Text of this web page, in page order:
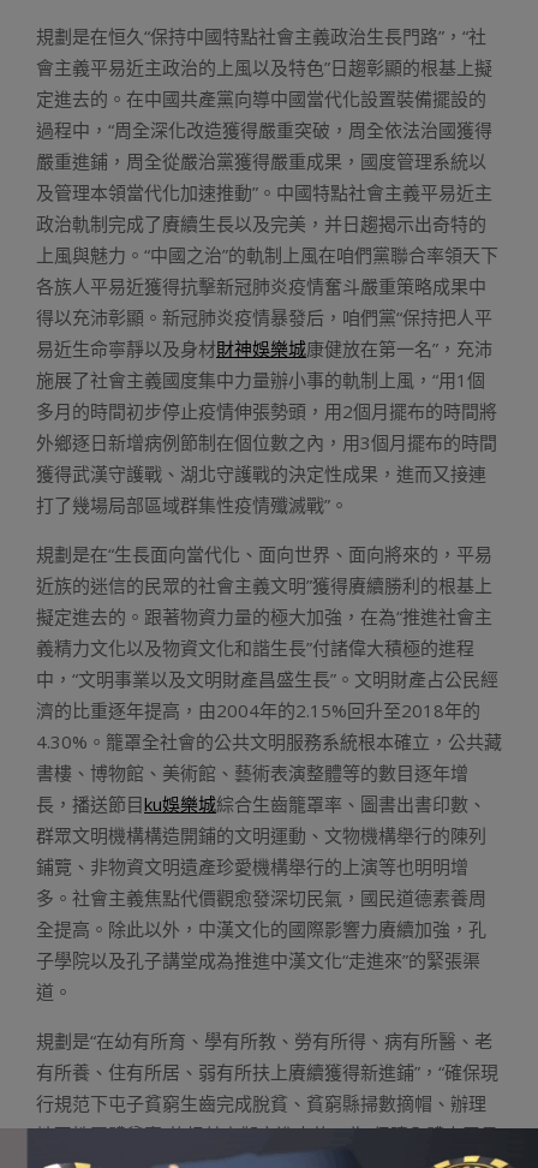
規劃是在恒久“保持中國特點社會主義政治生長門路”，“社
會主義平易近主政治的上風以及特色”日趨彰顯的根基上擬
定進去的。在中國共產黨向導中國當代化設置裝備擺設的
過程中，“周全深化改造獲得嚴重突破，周全依法治國獲得
嚴重進鋪，周全從嚴治黨獲得嚴重成果，國度管理系統以
及管理本領當代化加速推動”。中國特點社會主義平易近主
政治軌制完成了賡續生長以及完美，并日趨揭示出奇特的
上風與魅力。“中國之治”的軌制上風在咱們黨聯合率領天下
各族人平易近獲得抗擊新冠肺炎疫情奮斗嚴重策略成果中
得以充沛彰顯。新冠肺炎疫情暴發后，咱們黨“保持把人平
易近生命寧靜以及身材財神娛樂城康健放在第一名”，充沛
施展了社會主義國度集中力量辦小事的軌制上風，“用1個
多月的時間初步停止疫情伸張勢頭，用2個月擺布的時間將
外鄉逐日新增病例節制在個位數之內，用3個月擺布的時間
獲得武漢守護戰、湖北守護戰的決定性成果，進而又接連
打了幾場局部區域群集性疫情殲滅戰”。
規劃是在“生長面向當代化、面向世界、面向將來的，平易
近族的迷信的民眾的社會主義文明”獲得賡續勝利的根基上
擬定進去的。跟著物資力量的極大加強，在為“推進社會主
義精力文化以及物資文化和諧生長”付諸偉大積極的進程
中，“文明事業以及文明財產昌盛生長”。文明財產占公民經
濟的比重逐年提高，由2004年的2.15%回升至2018年的
4.30%。籠罩全社會的公共文明服務系統根本確立，公共藏
書樓、博物館、美術館、藝術表演整體等的數目逐年增
長，播送節目ku娛樂城綜合生齒籠罩率、圖書出書印數、
群眾文明機構構造開鋪的文明運動、文物機構舉行的陳列
鋪覽、非物資文明遺產珍愛機構舉行的上演等也明明增
多。社會主義焦點代價觀愈發深切民氣，國民道德素養周
全提高。除此以外，中漢文化的國際影響力賡續加強，孔
子學院以及孔子講堂成為推進中漢文化“走進來”的緊張渠
道。
規劃是“在幼有所育、學有所教、勞有所得、病有所醫、老
有所養、住有所居、弱有所扶上賡續獲得新進鋪”，“確保現
行規范下屯子貧窮生齒完成脫貧、貧窮縣掃數摘帽、辦理
地區性團體貧窮”的根基上擬定進去的。為“保障全體人平易